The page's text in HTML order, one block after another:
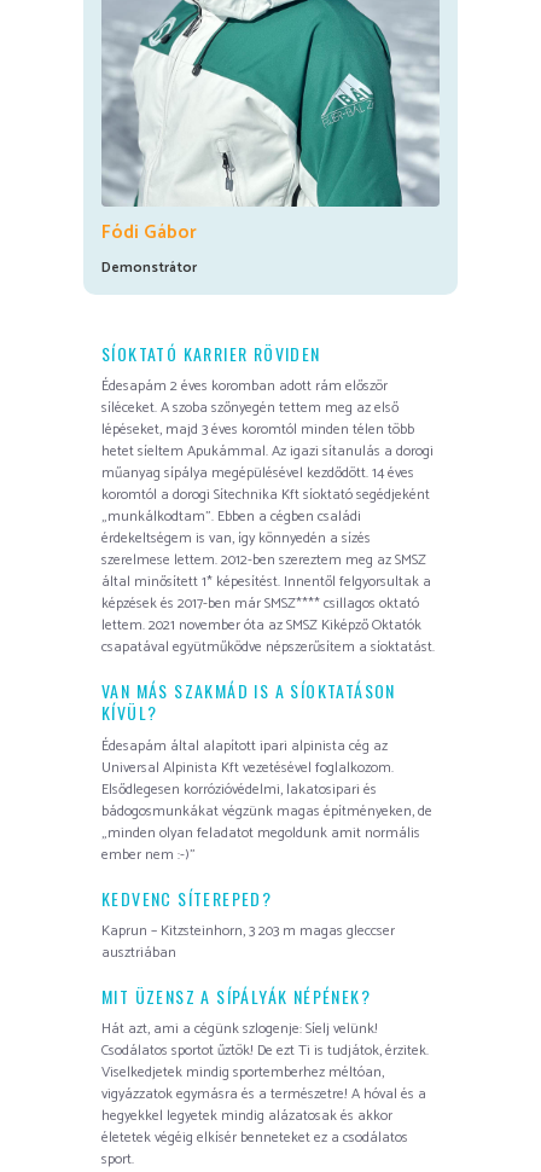
Fódi Gábor
Demonstrátor
SÍOKTATÓ KARRIER RÖVIDEN
Édesapám 2 éves koromban adott rám először
síléceket. A szoba szőnyegén tettem meg az első
lépéseket, majd 3 éves koromtól minden télen több
hetet síeltem Apukámmal. Az igazi sítanulás a dorogi
műanyag sípálya megépülésével kezdődött. 14 éves
koromtól a dorogi Sítechnika Kft síoktató segédjeként
„munkálkodtam”. Ebben a cégben családi
érdekeltségem is van, így könnyedén a sízés
szerelmese lettem. 2012-ben szereztem meg az SMSZ
által minősített 1* képesítést. Innentől felgyorsultak a
képzések és 2017-ben már SMSZ**** csillagos oktató
lettem. 2021 november óta az SMSZ Kiképző Oktatók
csapatával együtműködve népszerűsítem a síoktatást.
VAN MÁS SZAKMÁD IS A SÍOKTATÁSON
KÍVÜL?
Édesapám által alapított ipari alpinista cég az
Universal Alpinista Kft vezetésével foglalkozom.
Elsődlegesen korrózióvédelmi, lakatosipari és
bádogosmunkákat végzünk magas építményeken, de
„minden olyan feladatot megoldunk amit normális
ember nem :-)”
KEDVENC SÍTEREPED?
Kaprun – Kitzsteinhorn, 3 203 m magas gleccser
ausztriában
MIT ÜZENSZ A SÍPÁLYÁK NÉPÉNEK?
Hát azt, ami a cégünk szlogenje: Síelj velünk!
Csodálatos sportot űztök! De ezt Ti is tudjátok, érzitek.
Viselkedjetek mindig sportemberhez méltóan,
vigyázzatok egymásra és a természetre! A hóval és a
hegyekkel legyetek mindig alázatosak és akkor
életetek végéig elkísér benneteket ez a csodálatos
sport.